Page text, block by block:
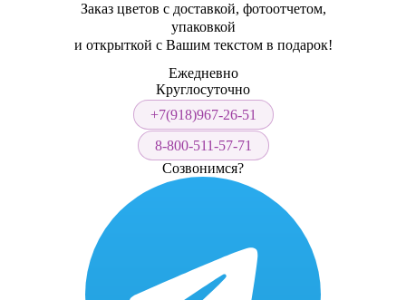
Заказ цветов с доставкой, фотоотчетом,
упаковкой
и открыткой с Вашим текстом в подарок!
Ежедневно
Круглосуточно
+7(918)967-26-51
8-800-511-57-71
Созвонимся?